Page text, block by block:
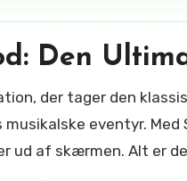
Den
eventyr.
ud af skærmen. Alt er